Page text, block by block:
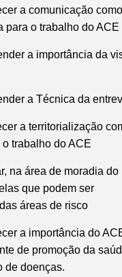
a comunicação como
para o trabalho do ACE
a importância da
a Técnica da
a territorialização
o trabalho do ACE
na área de moradia do
que podem ser
áreas de risco
a importância do
de promoção da
de doenças.